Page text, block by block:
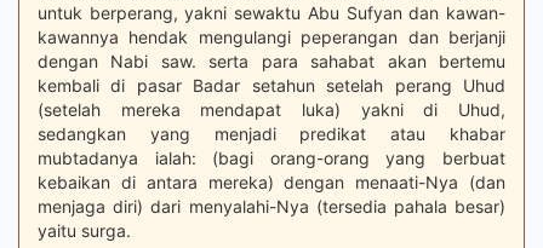
untuk berperang, yakni sewaktu Abu Sufyan dan kawan-
kawannya hendak mengulangi peperangan dan berjanji
dengan Nabi saw. serta para sahabat akan bertemu
kembali di pasar Badar setahun setelah perang Uhud
(setelah mereka mendapat luka) yakni di Uhud,
sedangkan yang menjadi predikat atau khabar
mubtadanya ialah: (bagi orang-orang yang berbuat
kebaikan di antara mereka) dengan menaati-Nya (dan
menjaga diri) dari menyalahi-Nya (tersedia pahala besar)
yaitu surga.